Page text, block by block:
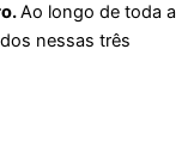
Ao longo de toda a
nessas três